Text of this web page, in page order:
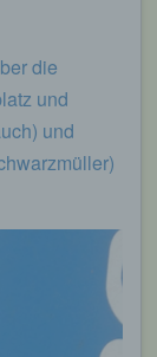
die
und
und